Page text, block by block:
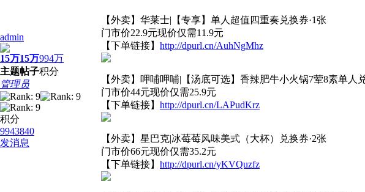
admin
15万
主题
15万
帖子
994万
积分
管理员
积分
9943840
发消息
【外卖】华莱士|【专享】单人超值四重奏兑换券·1张
门市价22.9元现价仅需11.9元
【下单链接】 http://dpurl.cn/AuhNgMhz
【外卖】呷哺呷哺|【汤底可选】香辣肥牛小火锅7荤8素单人
门市价44元现价仅需25.9元
【下单链接】 http://dpurl.cn/LAPudKrz
【外卖】星巴克|冰莓莓风味美式（大杯）兑换券·2张
门市价66元现价仅需35.2元
【下单链接】 http://dpurl.cn/yKVQuzfz